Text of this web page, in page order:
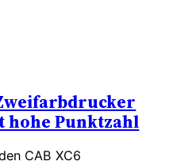
hohe Punktzahl
CAB XC6